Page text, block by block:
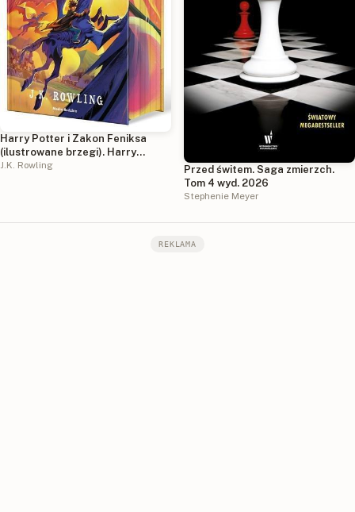
Harry Potter i Zakon Feniksa
(ilustrowane brzegi). Harry
Potter
J.K. Rowling
Przed świtem. Saga zmierzch.
Tom 4 wyd. 2026
Stephenie Meyer
REKLAMA